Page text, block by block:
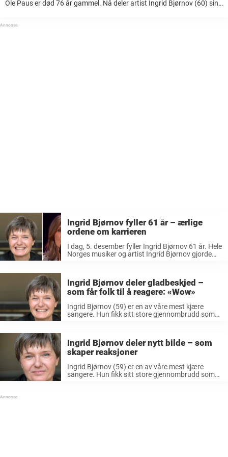
Ole Paus er død 76 år gammel. Nå deler artist Ingrid Bjørnov (60) sin
Ingrid Bjørnov fyller 61 år – ærlige
ordene om karrieren
I dag, 5. desember fyller Ingrid Bjørnov 61 år. Hele
Norges musiker og artist Ingrid Bjørnov gjorde
Ingrid Bjørnov deler gladbeskjed –
som får folk til å reagere: «Wow»
Ingrid Bjørnov (59) er en av våre mest kjære
sangere. Hun fikk sitt store gjennombrudd som
Ingrid Bjørnov deler nytt bilde – som
skaper reaksjoner
Ingrid Bjørnov (59) er en av våre mest kjære
sangere. Hun fikk sitt store gjennombrudd som